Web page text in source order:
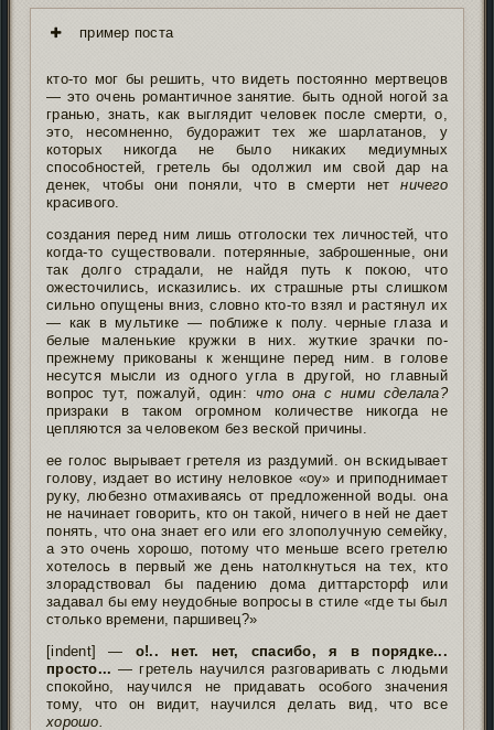
пример поста
кто-то мог бы решить, что видеть постоянно мертвецов
— это очень романтичное занятие. быть одной ногой за
гранью, знать, как выглядит человек после смерти, о,
это, несомненно, будоражит тех же шарлатанов, у
которых никогда не было никаких медиумных
способностей, гретель бы одолжил им свой дар на
денек, чтобы они поняли, что в смерти нетничего
красивого.
создания перед ним лишь отголоски тех личностей, что
когда-то существовали. потерянные, заброшенные, они
так долго страдали, не найдя путь к покою, что
ожесточились, исказились. их страшные рты слишком
сильно опущены вниз, словно кто-то взял и растянул их
— как в мультике — поближе к полу. черные глаза и
белые маленькие кружки в них. жуткие зрачки по-
прежнему прикованы к женщине перед ним. в голове
несутся мысли из одного угла в другой, но главный
вопрос тут, пожалуй, один: что она с ними сделала?
призраки в таком огромном количестве никогда не
цепляются за человеком без веской причины.
ее голос вырывает гретеля из раздумий. он вскидывает
голову, издает во истину неловкое «оу» и приподнимает
руку, любезно отмахиваясь от предложенной воды. она
не начинает говорить, кто он такой, ничего в ней не дает
понять, что она знает его или его злополучную семейку,
а это очень хорошо, потому что меньше всего гретелю
хотелось в первый же день натолкнуться на тех, кто
злорадствовал бы падению дома диттарсторф или
задавал бы ему неудобные вопросы в стиле «где ты был
столько времени, паршивец?»
[indent] — о!.. нет. нет, спасибо, я в порядке...
просто... — гретель научился разговаривать с людьми
спокойно, научился не придавать особого значения
тому, что он видит, научился делать вид, что все
хорошо.